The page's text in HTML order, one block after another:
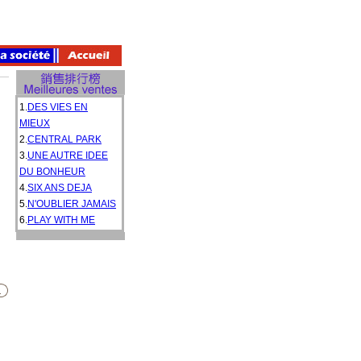
1.DES VIES EN
MIEUX
2.CENTRAL PARK
3.UNE AUTRE IDEE
DU BONHEUR
4.SIX ANS DEJA
5.N'OUBLIER JAMAIS
6.PLAY WITH ME